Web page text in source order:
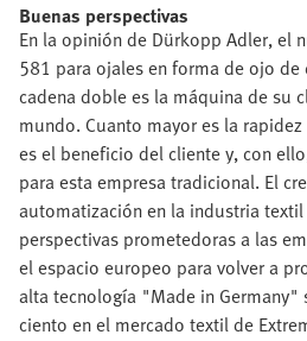
Buenas perspectivas
En la opinión de Dürkopp Adler, el
581 para ojales en forma de ojo
cadena doble es la máquina de su
mundo. Cuanto mayor es la
es el beneficio del cliente y, con
para esta empresa tradicional. El
automatización en la industria
perspectivas prometedoras a las
el espacio europeo para volver a
alta tecnología "Made in Germany"
ciento en el mercado textil de